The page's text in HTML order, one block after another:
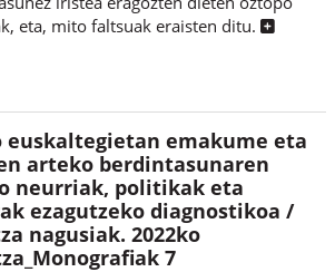
eta, mito faltsuak eraisten ditu.
euskaltegietan emakume eta
arteko berdintasunaren
neurriak, politikak eta
ezagutzeko diagnostikoa /
nagusiak. 2022ko
7